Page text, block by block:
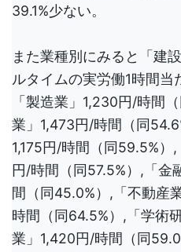
39.1%少ない。
また業種別にみると「建
ルタイムの実労働1時間
「製造業」1,230円/時間
業」1,473円/時間（同
1,175円/時間（同59.5%）
円/時間（同57.5%）,「金
間（同45.0%）,「不動産
時間（同64.5%）,「学術
業」1,420円/時間（同